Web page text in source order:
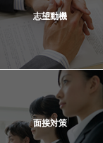
志望動機
面接対策